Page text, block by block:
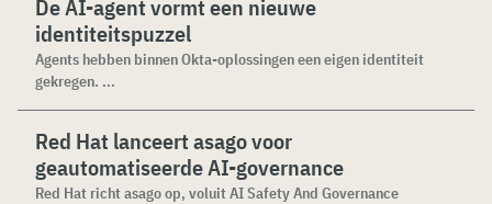
De AI-agent vormt een nieuwe
identiteitspuzzel
Agents hebben binnen Okta-oplossingen een eigen identiteit
gekregen. ...
Red Hat lanceert asago voor
geautomatiseerde AI-governance
Red Hat richt asago op, voluit AI Safety And Governance